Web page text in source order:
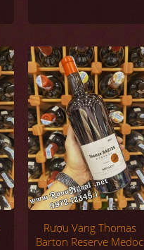
Rượu Vang Thomas
Barton Reserve Medoc